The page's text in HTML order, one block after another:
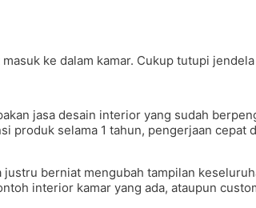
ke dalam kamar. Cukup tutupi
jasa desain interior yang sudah
selama 1 tahun, pengerjaan
berniat mengubah tampilan
interior kamar yang ada, ataupun